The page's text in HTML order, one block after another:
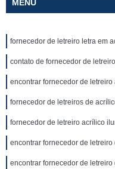
MENU
fornecedor de letreiro letra em
contato de fornecedor de
encontrar fornecedor de
fornecedor de letreiros de
fornecedor de letreiro acrílico
encontrar fornecedor de
encontrar fornecedor de